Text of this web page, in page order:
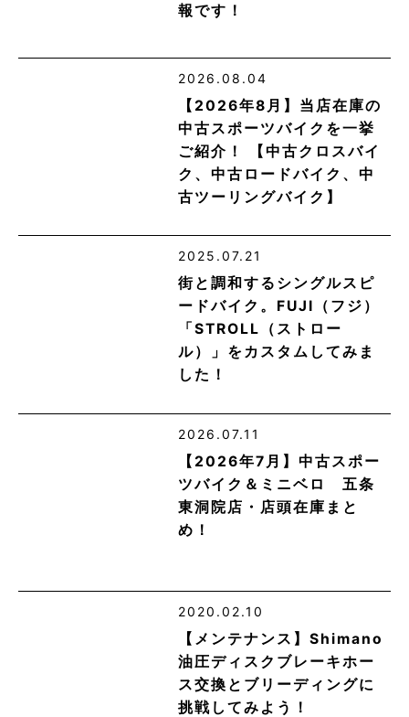
報です！
2026.08.04
【2026年8月】当店在庫の
中古スポーツバイクを一挙
ご紹介！ 【中古クロスバイ
ク、中古ロードバイク、中
古ツーリングバイク】
2025.07.21
街と調和するシングルスピ
ードバイク。FUJI（フジ）
「STROLL（ストロー
ル）」をカスタムしてみま
した！
2026.07.11
【2026年7月】中古スポー
ツバイク＆ミニベロ 五条
東洞院店・店頭在庫まと
め！
2020.02.10
【メンテナンス】Shimano
油圧ディスクブレーキホー
ス交換とブリーディングに
挑戦してみよう！